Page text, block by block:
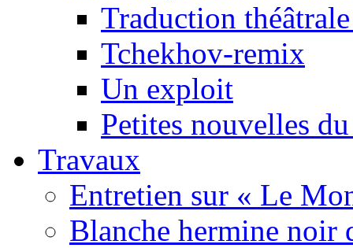
Traduction
Tchekhov-remix
Un exploit
Petites nouvelles
Travaux
Entretien sur « Le
Blanche hermine noir